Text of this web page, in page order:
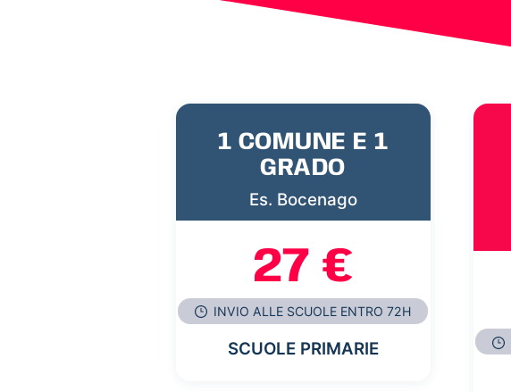
1 COMUNE E 1
GRADO
Es. Bocenago
27 €
INVIO ALLE SCUOLE ENTRO 72H
SCUOLE PRIMARIE